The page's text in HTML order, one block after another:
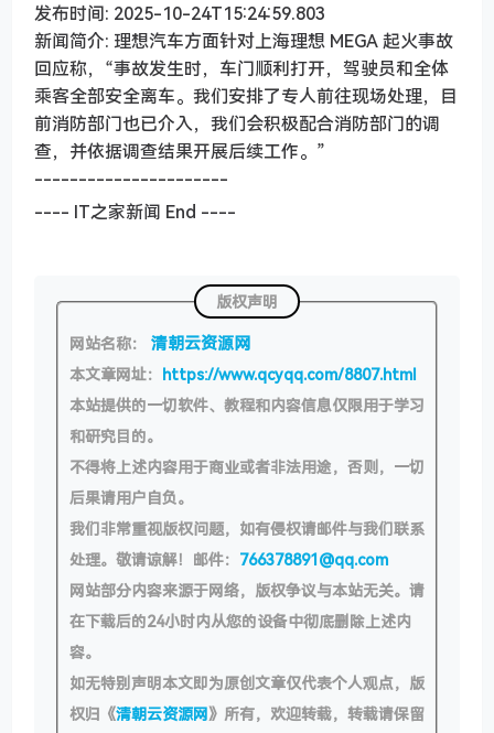
发布时间: 2025-10-24T15:24:59.803
新闻简介: 理想汽车方面针对上海理想 MEGA 起火事故
回应称，“事故发生时，车门顺利打开，驾驶员和全体
乘客全部安全离车。我们安排了专人前往现场处理，目
前消防部门也已介入，我们会积极配合消防部门的调
查，并依据调查结果开展后续工作。”
----------------------
---- IT之家新闻 End ----
版权声明
网站名称： 清朝云资源网
本文章网址： https://www.qcyqq.com/8807.html
本站提供的一切软件、教程和内容信息仅限用于学习
和研究目的。
不得将上述内容用于商业或者非法用途，否则，一切
后果请用户自负。
我们非常重视版权问题，如有侵权请邮件与我们联系
处理。敬请谅解！邮件： 766378891@qq.com
网站部分内容来源于网络，版权争议与本站无关。请
在下载后的24小时内从您的设备中彻底删除上述内
容。
如无特别声明本文即为原创文章仅代表个人观点，版
权归《清朝云资源网》所有，欢迎转载，转载请保留